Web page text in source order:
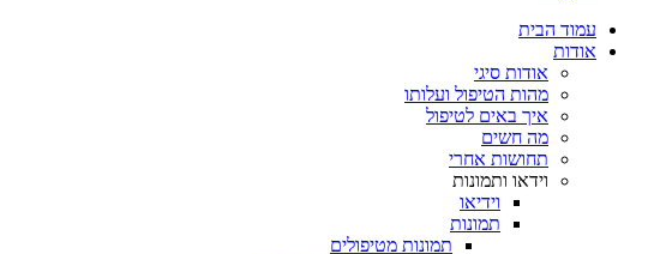
עמוד הבית
אודות
אודות סיגי
מהות הטיפול ועלותו
איך באים לטיפול
מה חשים
תחושות אחרי
וידאו ותמונות
וידיאו
תמונות
תמונות מטיפולים